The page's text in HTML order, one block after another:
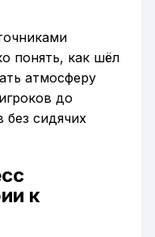
понять, как шёл
атмосферу
до
без сидячих
к